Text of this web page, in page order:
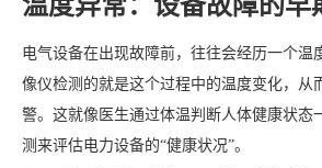
电气设备在出现故障前，往往会经历一个温
像仪检测的就是这个过程中的温度变化，从
警。这就像医生通过体温判断人体健康状态
测来评估电力设备的“健康状况”。